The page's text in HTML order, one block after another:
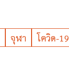
จุฬา โควิด-19